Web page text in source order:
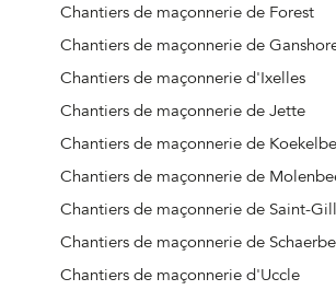
Chantiers de maçonnerie de Forest
Chantiers de maçonnerie de
Chantiers de maçonnerie d'Ixelles
Chantiers de maçonnerie de Jette
Chantiers de maçonnerie de
Chantiers de maçonnerie de
Chantiers de maçonnerie de Saint-
Chantiers de maçonnerie de
Chantiers de maçonnerie d'Uccle